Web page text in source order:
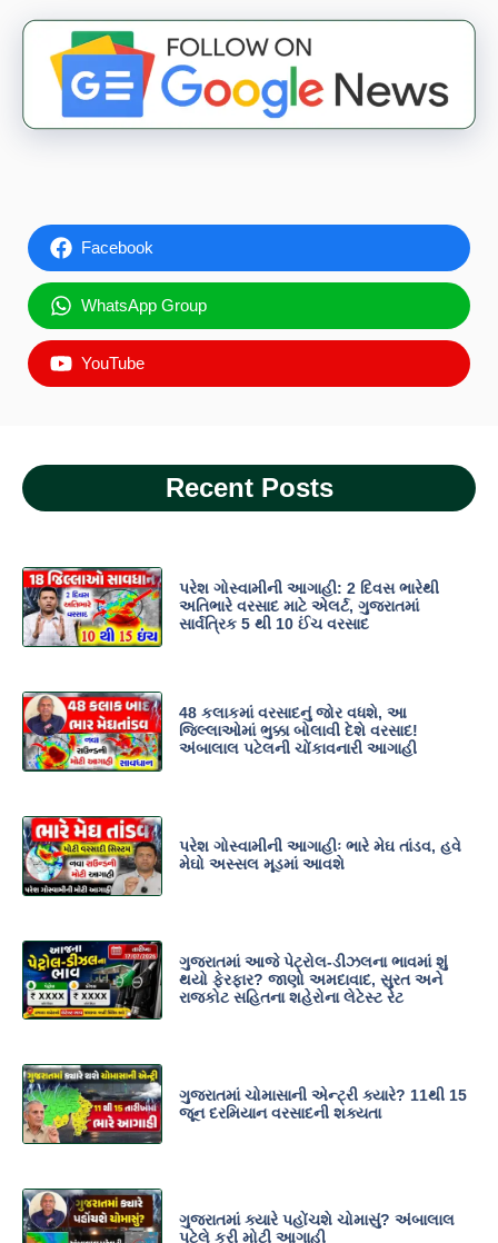
Facebook
WhatsApp Group
YouTube
Recent Posts
પરેશ ગોસ્વામીની આગાહી: 2 દિવસ ભારેથી
અતિભારે વરસાદ માટે એલર્ટ, ગુજરાતમાં
સાર્વત્રિક 5 થી 10 ઈંચ વરસાદ
48 કલાકમાં વરસાદનું જોર વધશે, આ
જિલ્લાઓમાં ભુક્કા બોલાવી દેશે વરસાદ!
અંબાલાલ પટેલની ચોંકાવનારી આગાહી
પરેશ ગોસ્વામીની આગાહીઃ ભારે મેઘ તાંડવ, હવે
મેઘો અસ્સલ મૂડમાં આવશે
ગુજરાતમાં આજે પેટ્રોલ-ડીઝલના ભાવમાં શું
થયો ફેરફાર? જાણો અમદાવાદ, સુરત અને
રાજકોટ સહિતના શહેરોના લેટેસ્ટ રેટ
ગુજરાતમાં ચોમાસાની એન્ટ્રી ક્યારે? 11થી 15
જૂન દરમિયાન વરસાદની શક્યતા
ગુજરાતમાં ક્યારે પહોંચશે ચોમાસું? અંબાલાલ
પટેલે કરી મોટી આગાહી